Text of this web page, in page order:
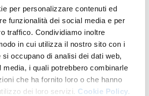
per personalizzare contenuti ed
funzionalità dei social media e per
traffico. Condividiamo inoltre
in cui utilizza il nostro sito con i
occupano di analisi dei dati web,
media, i quali potrebbero combinarle
che ha fornito loro o che hanno
dei loro servizi. Cookie Policy.
della struttura a questo
amministrativo